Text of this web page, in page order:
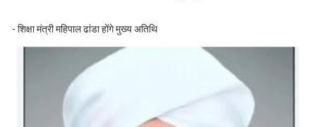
- शिक्षा मंत्री महिपाल ढांडा होंगे मुख्य अतिथि